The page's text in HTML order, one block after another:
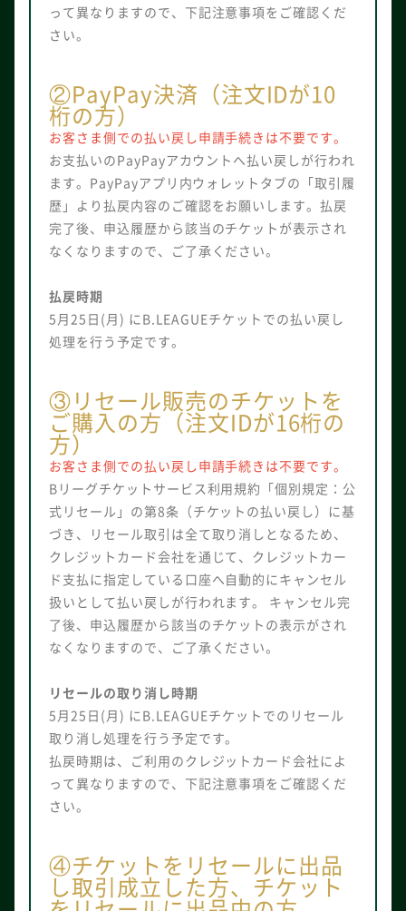
って異なりますので、下記注意事項をご確認くだ
さい。
②PayPay決済（注文IDが10
桁の方）
お客さま側での払い戻し申請手続きは不要です。
お支払いのPayPayアカウントへ払い戻しが行われ
ます。PayPayアプリ内ウォレットタブの「取引履
歴」より払戻内容のご確認をお願いします。払戻
完了後、申込履歴から該当のチケットが表示され
なくなりますので、ご了承ください。
払戻時期
5月25日(月) にB.LEAGUEチケットでの払い戻し
処理を行う予定です。
③リセール販売のチケットを
ご購入の方（注文IDが16桁の
方）
お客さま側での払い戻し申請手続きは不要です。
Bリーグチケットサービス利用規約「個別規定：公
式リセール」の第8条（チケットの払い戻し）に基
づき、リセール取引は全て取り消しとなるため、
クレジットカード会社を通じて、クレジットカー
ド支払に指定している口座へ自動的にキャンセル
扱いとして払い戻しが行われます。 キャンセル完
了後、申込履歴から該当のチケットの表示がされ
なくなりますので、ご了承ください。
リセールの取り消し時期
5月25日(月) にB.LEAGUEチケットでのリセール
取り消し処理を行う予定です。
払戻時期は、ご利用のクレジットカード会社によ
って異なりますので、下記注意事項をご確認くだ
さい。
④チケットをリセールに出品
し取引成立した方、チケット